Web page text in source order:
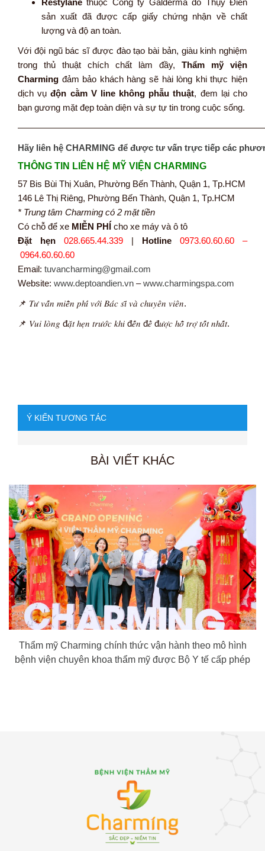
Restylanethuộc Công ty Galderma do Thụy Điển
sản xuất đã được cấp giấy chứng nhận về chất
lượng và độ an toàn.
Với đội ngũ bác sĩ được đào tạo bài bản, giàu kinh nghiệm
trong thủ thuật chích chất làm đầy, Thẩm mỹ viện
Charming đảm bảo khách hàng sẽ hài lòng khi thực hiện
dịch vụđộn cằm V line không phẫu thuật, đem lại cho
bạn gương mặt đẹp toàn diện và sự tự tin trong cuộc sống.
Hãy liên hệ CHARMING để được tư vấn trực tiếp các
THÔNG TIN LIÊN HỆ MỸ VIỆN CHARMING
57 Bis Bùi Thị Xuân, Phường Bến Thành, Quận 1, Tp.HCM
146 Lê Thị Riêng, Phường Bến Thành, Quận 1, Tp.HCM
* Trung tâm Charming có 2 mặt tiền
Có chỗ để xe MIỄN PHÍ cho xe máy và ô tô
Đặt hẹn
028.665.44.339 | Hotline
0973.60.60.60 –
0964.60.60.60
Email: tuvancharming@gmail.com
Website: www.deptoandien.vn –www.charmingspa.com
📌 𝑇𝑢̛ 𝑣𝑎̂́𝑛 𝑚𝑖𝑒̂̃𝑛 𝑝ℎ𝑖́ 𝑣𝑜̛́𝑖 𝐵𝑎́𝑐 𝑠𝑖̃ 𝑣𝑎̀ 𝑐ℎ𝑢𝑦𝑒̂𝑛 𝑣𝑖𝑒̂𝑛.
📌 𝑉𝑢𝑖 𝑙𝑜̀𝑛𝑔 đ𝑎̣̆𝑡 ℎ𝑒̣𝑛 𝑡𝑟𝑢̛𝑜̛́𝑐 𝑘ℎ𝑖 đ𝑒̂́𝑛 đ𝑒̂̉ đ𝑢̛𝑜̛̣𝑐 ℎ𝑜̂̃ 𝑡𝑟𝑜̛̣ 𝑡𝑜̂́𝑡 𝑛ℎ𝑎̂́𝑡.
Ý KIẾN TƯƠNG TÁC
BÀI VIẾT KHÁC
Thẩm mỹ Charming chính thức vận hành theo mô hình
bệnh viện chuyên khoa thẩm mỹ được Bộ Y tế cấp phép